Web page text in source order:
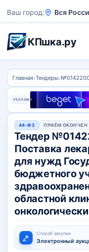
Ваш город Вся
КПшка.ру
Главная›Тендеры›
РЕКЛАМА
44-ФЗ ПРИЁМ ОКОНЧЕН
Тендер
Поставка
для нужд
бюджетного
областной
Способ закупки
Электронный